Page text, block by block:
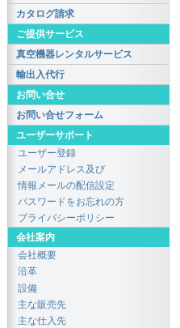
カタログ請求
ご提供サービス
真空機器レンタルサービス
輸出入代行
お問い合せ
お問い合せフォーム
ユーザーサポート
ユーザー登録
メールアドレス及び
情報メールの配信設定
パスワードをお忘れの方
プライバシーポリシー
会社案内
会社概要
沿革
設備
主な販売先
主な仕入先